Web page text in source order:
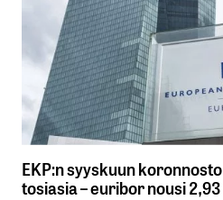
EKP:n syyskuun
tosiasia – euribor nousi